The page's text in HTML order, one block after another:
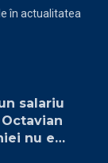
în actualitatea
salariu
nu e